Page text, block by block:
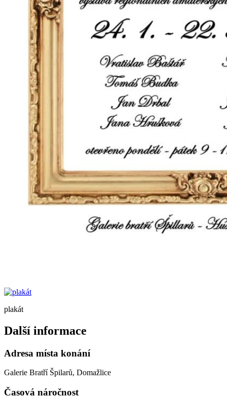
plakát
Další informace
Adresa místa konání
Galerie Bratří Špilarů, Domažlice
Časová náročnost